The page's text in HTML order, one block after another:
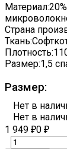
Материал:
Страна
Ткань:
Плотность:
Размер:1,5
Размер:
Нет в
Нет в
1 949 ₽0 ₽